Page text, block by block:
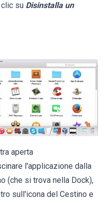
su Disinstalla un
aperta
l'applicazione dalla
(che si trova nella Dock),
sull'icona del Cestino e